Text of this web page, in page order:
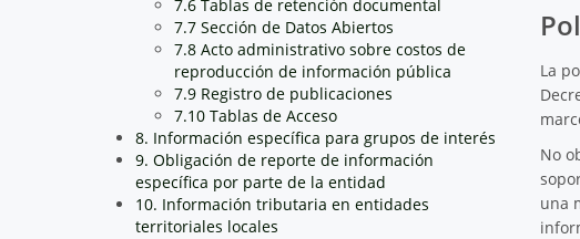
7.6 Tablas de retención documental
7.7 Sección de Datos Abiertos
7.8 Acto administrativo sobre costos de
reproducción de información pública
7.9 Registro de publicaciones
7.10 Tablas de Acceso
8. Información específica para grupos de interés
9. Obligación de reporte de información
específica por parte de la entidad
10. Información tributaria en entidades
territoriales locales
La
No
una